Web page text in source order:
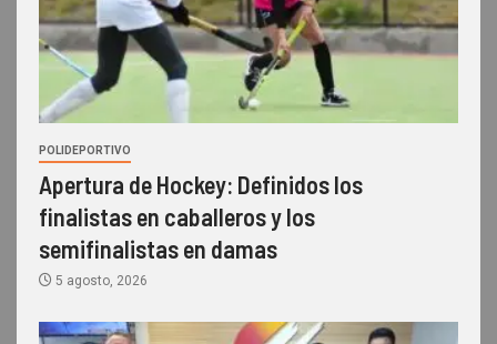
POLIDEPORTIVO
Apertura de Hockey: Definidos los
finalistas en caballeros y los
semifinalistas en damas
5 agosto, 2026